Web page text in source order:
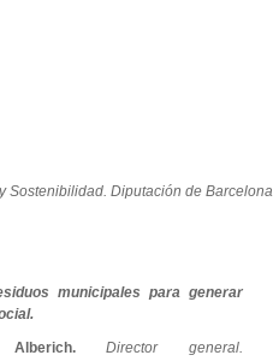
Diputación de Barcelona.
municipales para generar
Director general.